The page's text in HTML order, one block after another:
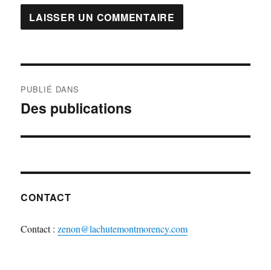
de
PUBLIÉ DANS
Des publications
CONTACT
Contact :zenon@lachutemontmorency.com